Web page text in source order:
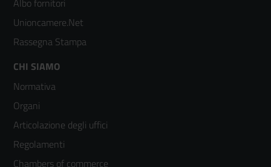
Albo fornitori
Unioncamere.Net
Rassegna Stampa
Footer
menù
colonna
3
CHI SIAMO
Normativa
Organi
Articolazione degli uffici
Regolamenti
Chambers of commerce